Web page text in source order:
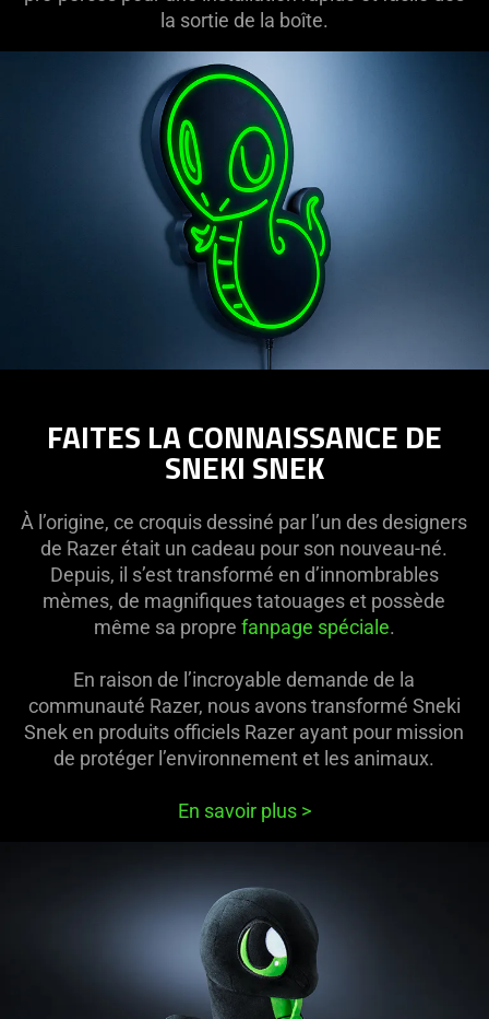
la sortie de la boîte.
FAITES LA CONNAISSANCE DE
SNEKI SNEK
À l’origine, ce croquis dessiné par l’un des designers
de Razer était un cadeau pour son nouveau-né.
Depuis, il s’est transformé en d’innombrables
mèmes, de magnifiques tatouages et possède
même sa propre fanpage spéciale.
En raison de l’incroyable demande de la
communauté Razer, nous avons transformé Sneki
Snek en produits officiels Razer ayant pour mission
de protéger l’environnement et les animaux.
En savoir plus >